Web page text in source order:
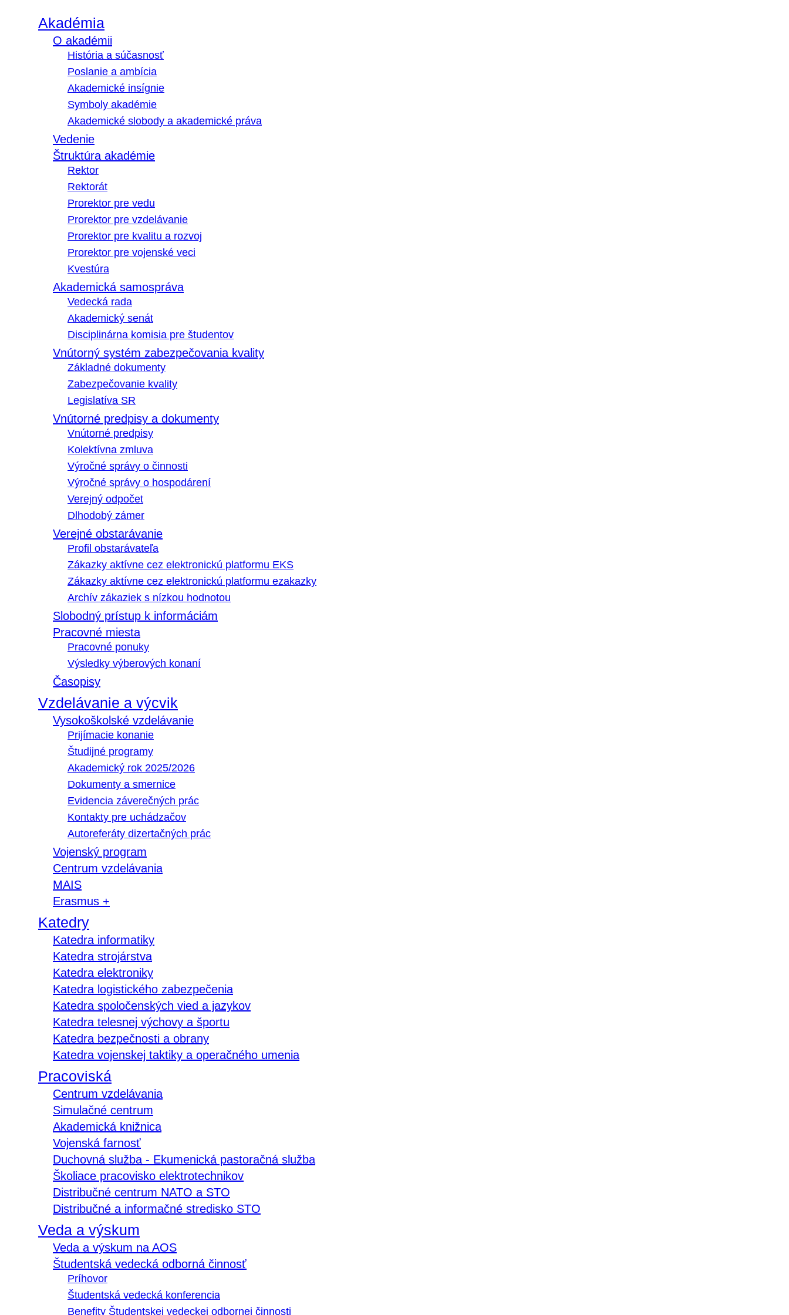
Akadémia
O akadémii
História a súčasnosť
Poslanie a ambícia
Akademické insígnie
Symboly akadémie
Akademické slobody a akademické práva
Vedenie
Štruktúra akadémie
Rektor
Rektorát
Prorektor pre vedu
Prorektor pre vzdelávanie
Prorektor pre kvalitu a rozvoj
Prorektor pre vojenské veci
Kvestúra
Akademická samospráva
Vedecká rada
Akademický senát
Disciplinárna komisia pre študentov
Vnútorný systém zabezpečovania kvality
Základné dokumenty
Zabezpečovanie kvality
Legislatíva SR
Vnútorné predpisy a dokumenty
Vnútorné predpisy
Kolektívna zmluva
Výročné správy o činnosti
Výročné správy o hospodárení
Verejný odpočet
Dlhodobý zámer
Verejné obstarávanie
Profil obstarávateľa
Zákazky aktívne cez elektronickú platformu EKS
Zákazky aktívne cez elektronickú platformu ezakazky
Archív zákaziek s nízkou hodnotou
Slobodný prístup k informáciám
Pracovné miesta
Pracovné ponuky
Výsledky výberových konaní
Časopisy
Vzdelávanie a výcvik
Vysokoškolské vzdelávanie
Prijímacie konanie
Študijné programy
Akademický rok 2025/2026
Dokumenty a smernice
Evidencia záverečných prác
Kontakty pre uchádzačov
Autoreferáty dizertačných prác
Vojenský program
Centrum vzdelávania
MAIS
Erasmus +
Katedry
Katedra informatiky
Katedra strojárstva
Katedra elektroniky
Katedra logistického zabezpečenia
Katedra spoločenských vied a jazykov
Katedra telesnej výchovy a športu
Katedra bezpečnosti a obrany
Katedra vojenskej taktiky a operačného umenia
Pracoviská
Centrum vzdelávania
Simulačné centrum
Akademická knižnica
Vojenská farnosť
Duchovná služba - Ekumenická pastoračná služba
Školiace pracovisko elektrotechnikov
Distribučné centrum NATO a STO
Distribučné a informačné stredisko STO
Veda a výskum
Veda a výskum na AOS
Študentská vedecká odborná činnosť
Príhovor
Študentská vedecká konferencia
Benefity Študentskej vedeckej odbornej činnosti